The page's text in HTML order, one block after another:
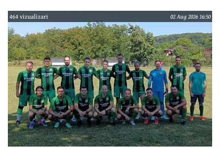
464 vizualizari 02 Aug 2026 16:50